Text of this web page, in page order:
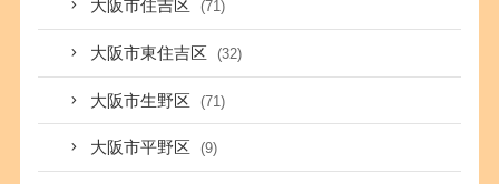
大阪市住吉区 (71)
大阪市東住吉区 (32)
大阪市生野区 (71)
大阪市平野区 (9)